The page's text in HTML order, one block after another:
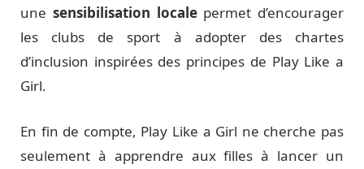
une sensibilisation localepermet d’encourager
les clubs de sport à adopter des chartes
d’inclusion inspirées des principes de Play Like a
Girl.
En fin de compte, Play Like a Girl ne cherche pas
seulement à apprendre aux filles à lancer un